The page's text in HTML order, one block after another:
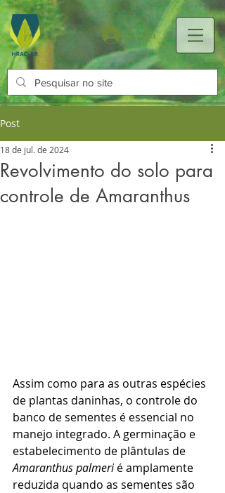
Login
Post
Revolvimento do solo para
controle de Amaranthus
18 de jul. de 2024
Assim como para as outras espécies
de plantas daninhas, o controle do
banco de sementes é essencial no
manejo integrado. A germinação e
estabelecimento de plântulas de
Amaranthus palmeri é amplamente
reduzida quando as sementes são